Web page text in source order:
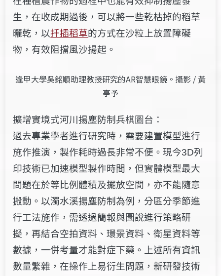
生，在收成期過後，可以將一些乾枯掉的稻草
曬乾，以扦插稻草的方式在沙粒上放置障礙
物，有效阻擋風沙揚起。
逢甲大學吳銘順助理教授研究的AR智慧眼鏡。攝影 / 黃
亭予
擴增實境式河川揚塵防制兵棋圖台：
過去專業學者進行研究時，需要建置模型進行
施作推演，製作耗時過長非常不便。現今3D列
印技術已加速模型製作時間，但實體模型最大
問題在於等比例體積及擺放空間，亦不能隨意
搬動。以濁水溪揚塵防制為例，分區分季節進
行工法施作，需透過簡報與圖說進行策略研
擬，再結合空拍資料、環景資料、衛星資料等
數據，一併考量才能對症下藥。上述所有資訊
數量繁雜，在操作上易衍生問題，新研發技術